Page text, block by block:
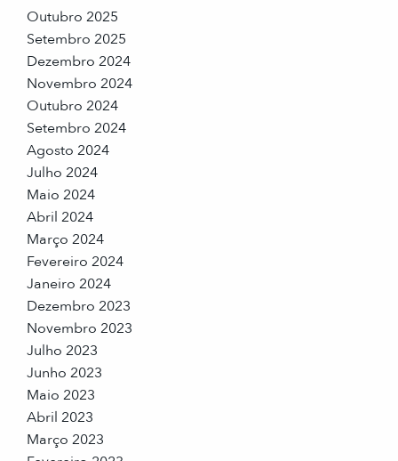
Outubro 2025
Setembro 2025
Dezembro 2024
Novembro 2024
Outubro 2024
Setembro 2024
Agosto 2024
Julho 2024
Maio 2024
Abril 2024
Março 2024
Fevereiro 2024
Janeiro 2024
Dezembro 2023
Novembro 2023
Julho 2023
Junho 2023
Maio 2023
Abril 2023
Março 2023